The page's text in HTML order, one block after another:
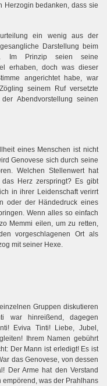
Herzogin bedanken, dass sie
ein wenig aus der
Darstellung beim
Im Prinzip seien seine
erhaben, doch was dieser
angerichtet habe, war
seinem Ruf versetzte
Abendvorstellung seinen
eines Menschen ist nicht
Genovese sich durch seine
Welchen Stellenwert hat
Herz zerspringt? Es gibt
in ihrer Leidenschaft verirrt
oder der Händedruck eines
Wenn alles so einfach
Memmi eilen, um zu retten,
vorgeschlagenen Ort als
mit seiner Hexe.
Gruppen diskutieren
war hinreißend, dagegen
Eviva Tinti! Liebe, Jubel,
Ihrem Namen gebührt
Der Mann ist erledigt! Es ist
das Genovese, von dessen
Der Arme hat den Verstand
was der Prahlhans